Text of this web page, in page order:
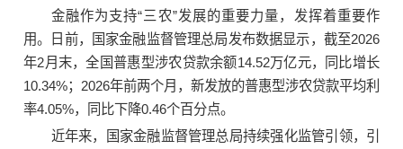
金融作为支持“三农”发展的重要力量，发挥着重要作
用。日前，国家金融监督管理总局发布数据显示，截至2026
年2月末，全国普惠型涉农贷款余额14.52万亿元，同比增长
10.34%；2026年前两个月，新发放的普惠型涉农贷款平均利
率4.05%，同比下降0.46个百分点。
近年来，国家金融监督管理总局持续强化监管引领，引